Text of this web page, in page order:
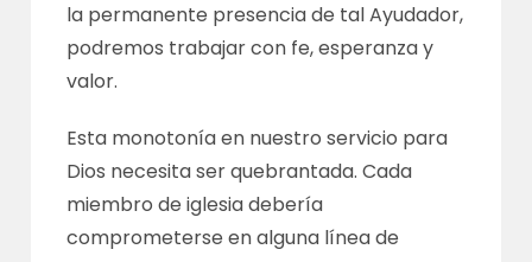
la permanente presencia de tal Ayudador,
podremos trabajar con fe, esperanza y
valor.
Esta monotonía en nuestro servicio para
Dios necesita ser quebrantada. Cada
miembro de iglesia debería
comprometerse en alguna línea de